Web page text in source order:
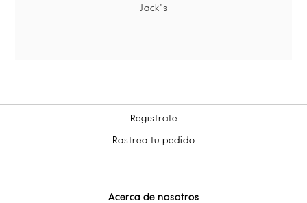
Jack's
Registrate
Rastrea tu pedido
Acerca de nosotros